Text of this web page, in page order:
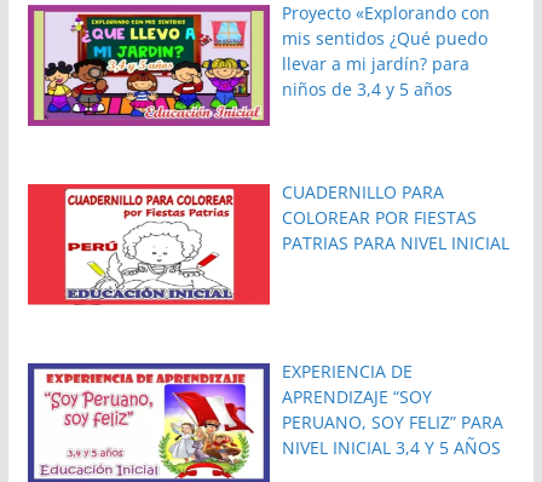
Proyecto «Explorando con
mis sentidos ¿Qué puedo
llevar a mi jardín? para
niños de 3,4 y 5 años
CUADERNILLO PARA
COLOREAR POR FIESTAS
PATRIAS PARA NIVEL INICIAL
EXPERIENCIA DE
APRENDIZAJE “SOY
PERUANO, SOY FELIZ” PARA
NIVEL INICIAL 3,4 Y 5 AÑOS